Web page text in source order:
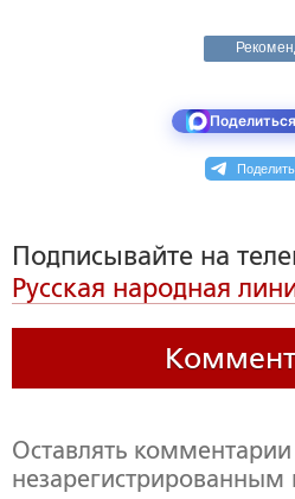
Подписывайте на
Русская народная
Оставлять комментарии
незарегистрированным